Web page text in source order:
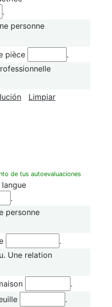
.
personne
pièce .
Limpiar
de tus autoevaluaciones
.
personne
.
Une relation
.
.